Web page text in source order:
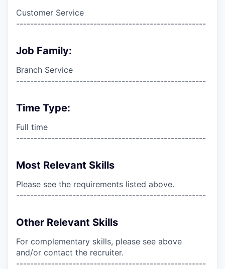
Customer Service
------------------------------------------------------
Job Family:
Branch Service
------------------------------------------------------
Time Type:
Full time
------------------------------------------------------
Most Relevant Skills
Please see the requirements listed above.
------------------------------------------------------
Other Relevant Skills
For complementary skills, please see above
and/or contact the recruiter.
------------------------------------------------------